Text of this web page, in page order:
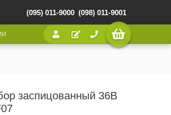
(095) 011-9000 (098) 011-9001
заспицованный 36В